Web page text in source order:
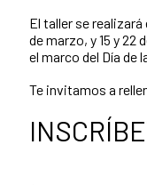
El taller se realizará
de marzo, y 15 y
el marco del Día de
Te invitamos a